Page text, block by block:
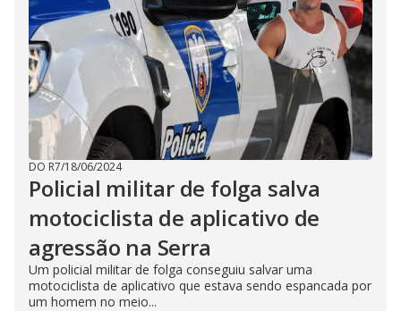
DO R7/18/06/2024
Policial militar de folga salva
motociclista de aplicativo de
agressão na Serra
Um policial militar de folga conseguiu salvar uma
motociclista de aplicativo que estava sendo espancada por
um homem no meio...